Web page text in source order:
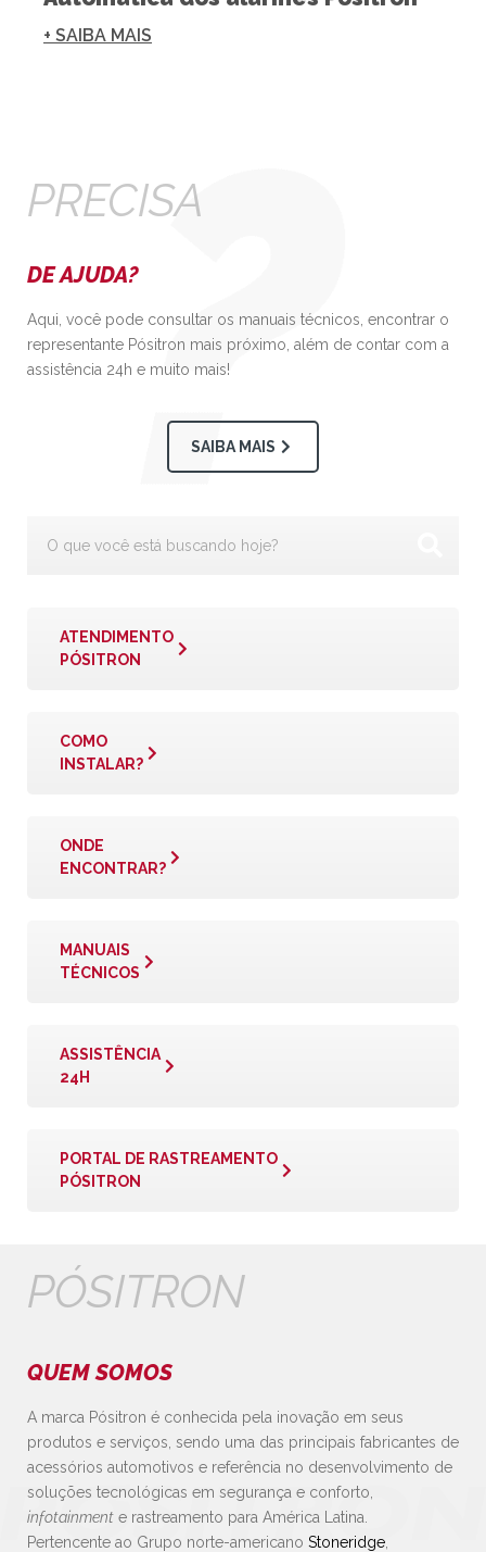
+ SAIBA MAIS
PRECISA
DE AJUDA?
Aqui, você pode consultar os manuais técnicos, encontrar o
representante Pósitron mais próximo, além de contar com a
assistência 24h e muito mais!
SAIBA MAIS
ATENDIMENTO
PÓSITRON
COMO
INSTALAR?
ONDE
ENCONTRAR?
MANUAIS
TÉCNICOS
ASSISTÊNCIA
24H
PORTAL DE RASTREAMENTO
PÓSITRON
PÓSITRON
QUEM SOMOS
A marca Pósitron é conhecida pela inovação em seus
produtos e serviços, sendo uma das principais fabricantes de
acessórios automotivos e referência no desenvolvimento de
soluções tecnológicas em segurança e conforto,
infotainment e rastreamento para América Latina.
Pertencente ao Grupo norte-americano Stoneridge